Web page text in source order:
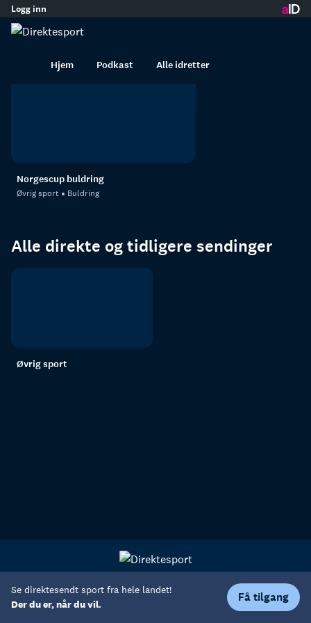
innhold
Logg inn
Hjem Podkast Alle idretter
Se direktesendt sport fra hele landet!
Der du er, når du vil.
Få tilgang
Buldring
Buldring i opptak
26. apr. 10:25
Norgescup buldring
Øvrig sport Buldring
Alle direkte og tidligere sendinger
Øvrig sport
Personvern